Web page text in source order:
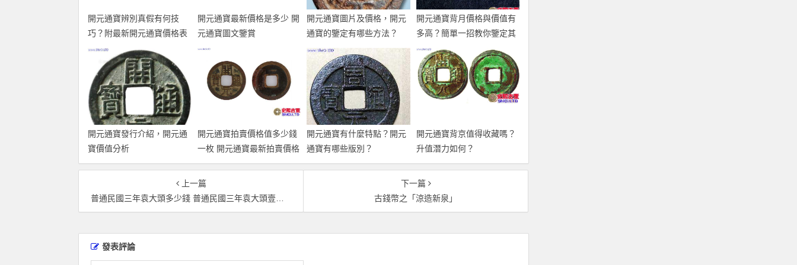
開元通寶辨別真假有何技
巧？附最新開元通寶價格表
開元通寶最新價格是多少 開
元通寶圖文鑒賞
開元通寶圖片及價格，開元
通寶的鑒定有哪些方法？
開元通寶背月價格與價值有
多高？簡單一招教你鑒定其
真假！
開元通寶發行介紹，開元通
寶價值分析
開元通寶拍賣價格值多少錢
一枚 開元通寶最新拍賣價格
表一覽
開元通寶有什麼特點？開元
通寶有哪些版別？
開元通寶背京值得收藏嗎？
升值潛力如何？
上一篇
普通民國三年袁大頭多少錢 普通民國三年袁大頭壹圓值多少錢
下一篇
古錢幣之「涼造新泉」
發表評論